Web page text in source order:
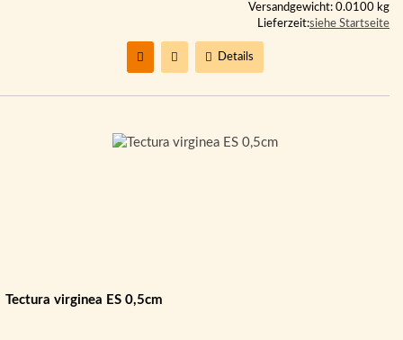
Versandgewicht: 0.0100 kg
Lieferzeit:siehe Startseite
Details
Tectura virginea ES 0,5cm